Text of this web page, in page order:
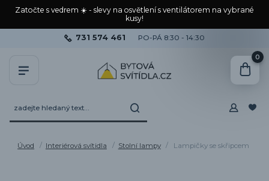
Zatočte s vedrem ☀️ - slevy na osvětlení s ventilátorem na vybrané
kusy!
731 574 461 PO-PÁ 8:30 - 14:30
0
Úvod Interiérová svítidla Stolní lampy Lampičky se skřipcem